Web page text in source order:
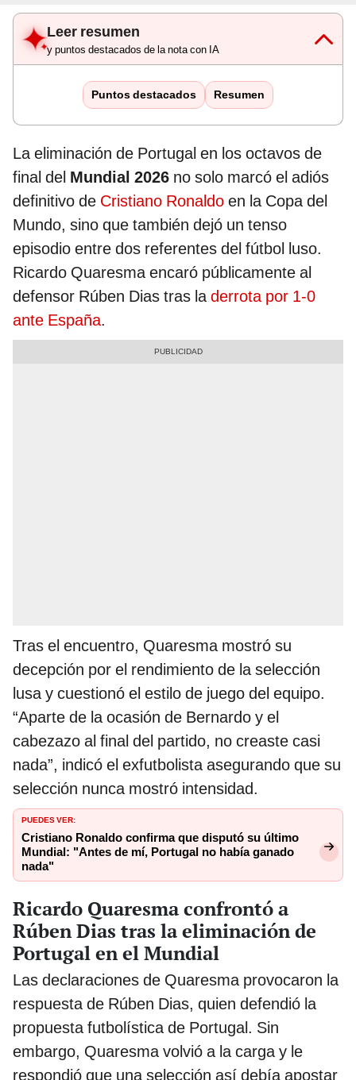
Leer resumen
y puntos destacados de la nota con IA
Puntos destacados Resumen
La eliminación de Portugal en los octavos de
final del Mundial 2026 no solo marcó el adiós
definitivo de Cristiano Ronaldo en la Copa del
Mundo, sino que también dejó un tenso
episodio entre dos referentes del fútbol luso.
Ricardo Quaresma encaró públicamente al
defensor Rúben Dias tras laderrota por 1-0
ante España.
Tras el encuentro, Quaresma mostró su
decepción por el rendimiento de la selección
lusa y cuestionó el estilo de juego del equipo.
“Aparte de la ocasión de Bernardo y el
cabezazo al final del partido, no creaste casi
nada”, indicó el exfutbolista asegurando que su
selección nunca mostró intensidad.
PUEDES VER:
Cristiano Ronaldo confirma que disputó su último
Mundial: "Antes de mí, Portugal no había ganado
nada"
Ricardo Quaresma confrontó a
Rúben Dias tras la eliminación de
Portugal en el Mundial
Las declaraciones de Quaresma provocaron la
respuesta de Rúben Dias, quien defendió la
propuesta futbolística de Portugal. Sin
embargo, Quaresma volvió a la carga y le
respondió que una selección así debía apostar